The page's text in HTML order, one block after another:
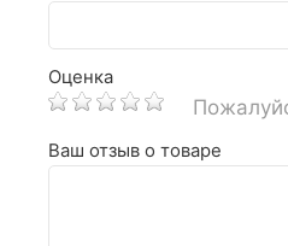
Оценка
Ваш отзыв о товаре